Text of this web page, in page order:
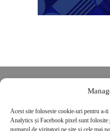
Acest site foloseste cookie-uri pentru a-
Analytics și Facebook pixel sunt
numarul de vizitatori pe site si cele mai
POLITICĂ DE
Politica de cookies